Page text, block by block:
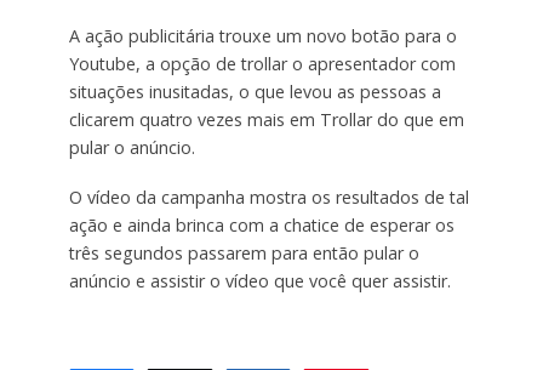
A ação publicitária trouxe um novo botão para o
Youtube, a opção de trollar o apresentador com
situações inusitadas, o que levou as pessoas a
clicarem quatro vezes mais em Trollar do que em
pular o anúncio.
O vídeo da campanha mostra os resultados de tal
ação e ainda brinca com a chatice de esperar os
três segundos passarem para então pular o
anúncio e assistir o vídeo que você quer assistir.